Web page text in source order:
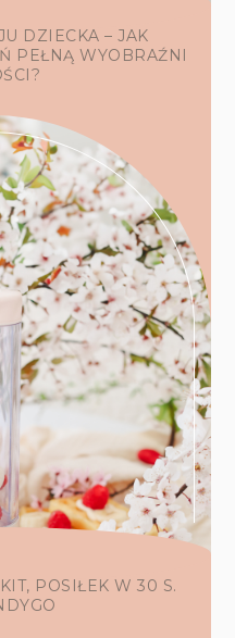
DZIECKA – JAK
PEŁNĄ WYOBRAŹNI
POSIŁEK W 30 S.